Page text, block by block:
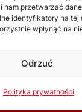
nam przetwarzać
identyfikatory na
wpłynąć na
Odrzuć
Polityka prywatności